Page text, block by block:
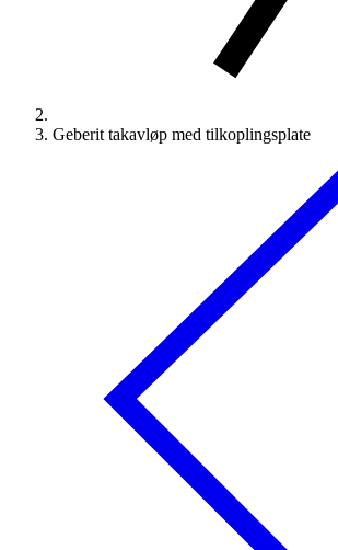
Geberit takavløp med tilkoplingsplate